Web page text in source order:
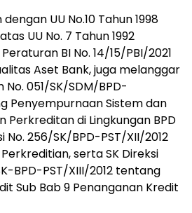
UU No.10 Tahun 1998
UU No. 7 Tahun 1992
BI No. 14/15/PBI/2021
Aset Bank, juga melanggar
No. 051/SK/SDM/BPD-
Penyempurnaan Sistem dan
Perkreditan di Lingkungan BPD
No. 256/SK/BPD-PST/XII/2012
serta SK Direksi
BPD-PST/XIII/2012 tentang
Sub Bab 9 Penanganan Kredit